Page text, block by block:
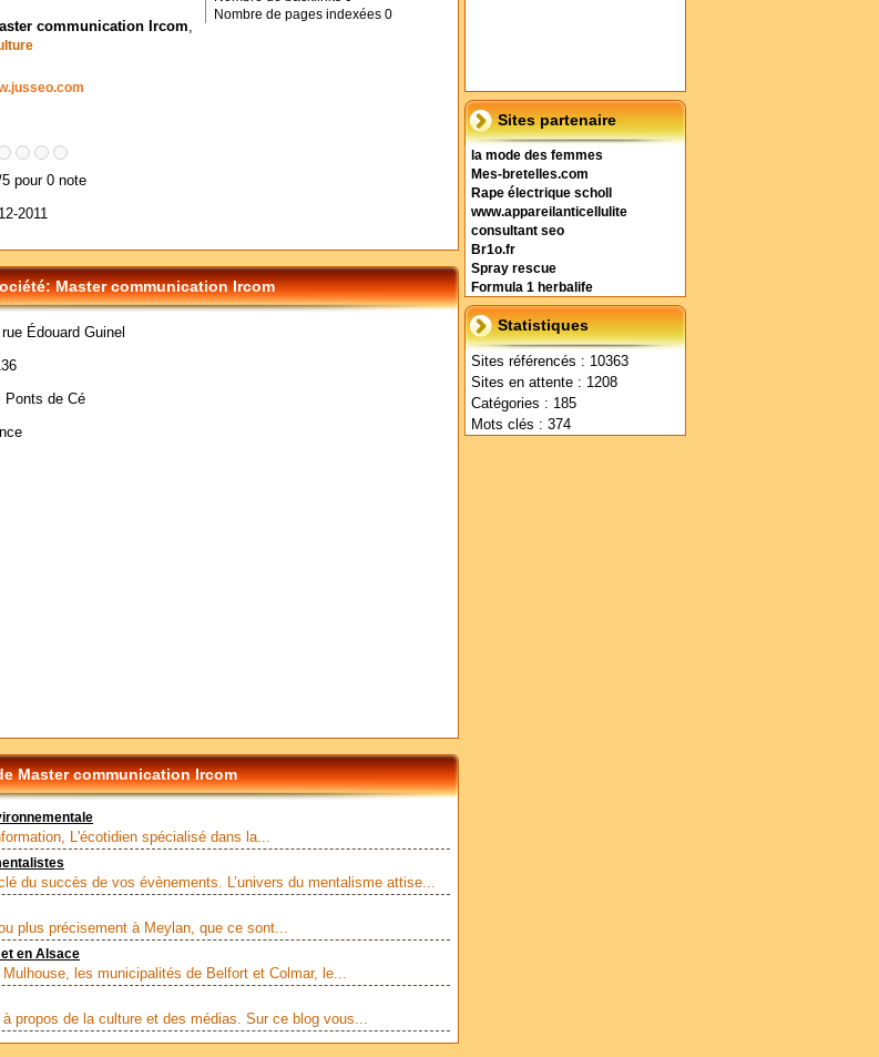
Sites partenaire
la mode des femmes
Mes-bretelles.com
Rape électrique scholl
www.appareilanticellulite
consultant seo
Br1o.fr
Spray rescue
Formula 1 herbalife
Statistiques
Sites référencés : 10363
Sites en attente : 1208
Catégories : 185
Mots clés : 374
communication Ircom,
pour 0 note
2011
Nombre de pages indexées 0
Master communication Ircom
Édouard Guinel
Ponts de Cé
Master communication Ircom
L'écotidien spécialisé dans la...
du succès de vos évènements. L’univers du mentalisme attise...
plus précisement à Meylan, que ce sont...
en Alsace
les municipalités de Belfort et Colmar, le...
propos de la culture et des médias. Sur ce blog vous...